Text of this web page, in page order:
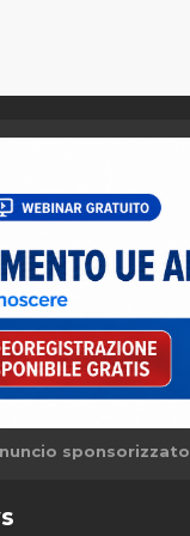
sponsorizzato